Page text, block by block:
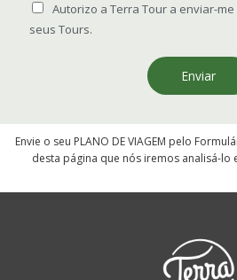
Autorizo a Terra Tour a enviar-
seus Tours.
Enviar
Envie o seu PLANO DE VIAGEM pelo
desta página que nós iremos analisá-lo